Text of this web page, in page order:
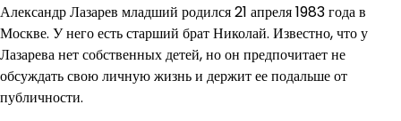
Александр Лазарев младший родился 21 апреля 1983 года в
Москве. У него есть старший брат Николай. Известно, что у
Лазарева нет собственных детей, но он предпочитает не
обсуждать свою личную жизнь и держит ее подальше от
публичности.